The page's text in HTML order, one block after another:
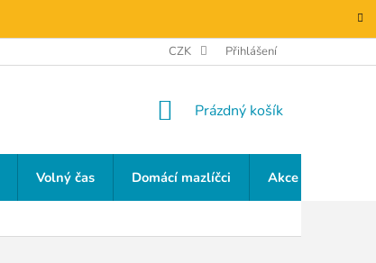
CZK Přihlášení
NÁKUPNÍ
Prázdný košík
Volný čas Domácí mazlíčci Akce a slevy